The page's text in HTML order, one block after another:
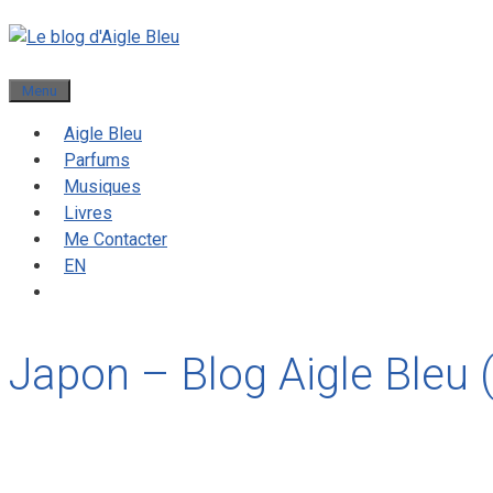
Menu
Aigle Bleu
Parfums
Musiques
Livres
Me Contacter
EN
Japon – Blog Aigle Bleu